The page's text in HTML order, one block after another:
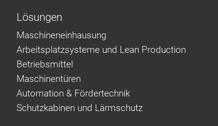
Lösungen
Maschineneinhausung
Arbeitsplatzsysteme und Lean Production
Betriebsmittel
Maschinentüren
Automation & Fördertechnik
Schutzkabinen und Lärmschutz